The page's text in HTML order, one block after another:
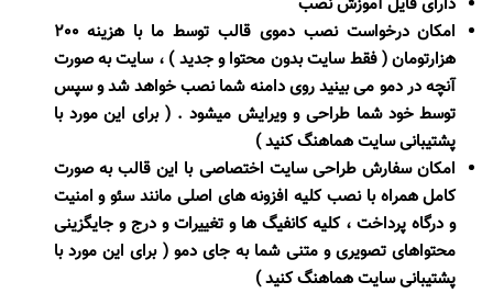
امکان درخواست نصب دموی قالب توسط ما با هزینه 200
هزارتومان ( فقط سایت بدون محتوا و جدید ) ، سایت به صورت
آنچه در دمو می بینید روی دامنه شما نصب خواهد شد و سپس
توسط خود شما طراحی و ویرایش میشود . ( برای این مورد با
پشتیبانی سایت هماهنگ کنید )
امکان سفارش طراحی سایت اختصاصی با این قالب به صورت
کامل همراه با نصب کلیه افزونه های اصلی مانند سئو و امنیت
و درگاه پرداخت ، کلیه کانفیگ ها و تغییرات و درج و جایگزینی
محتواهای تصویری و متنی شما به جای دمو ( برای این مورد با
پشتیبانی سایت هماهنگ کنید )